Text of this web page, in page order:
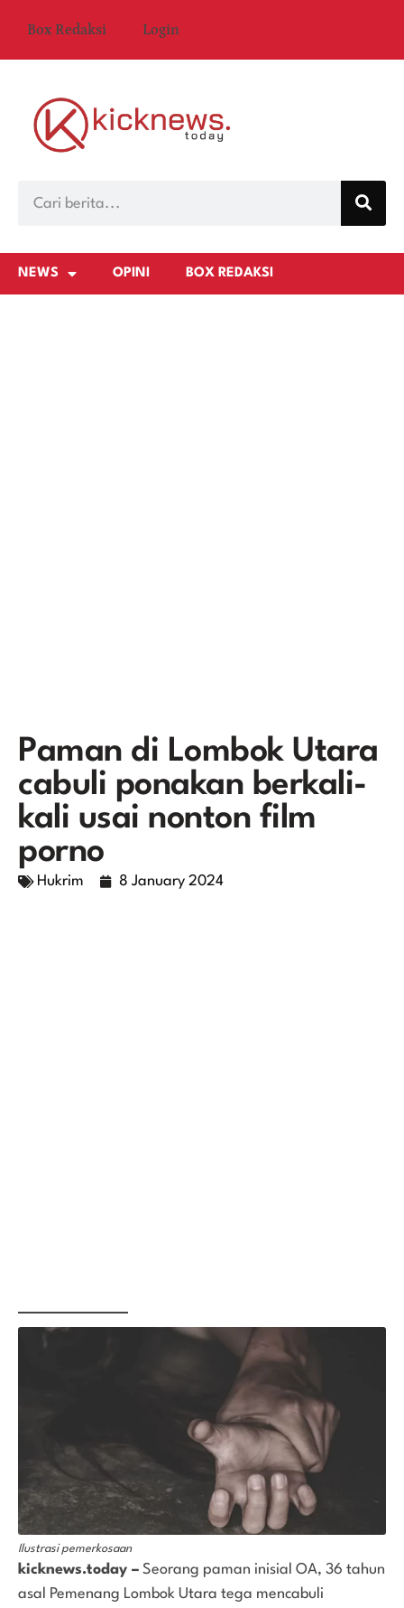
Box Redaksi Login
NEWS OPINI BOX REDAKSI
Paman di Lombok Utara
cabuli ponakan berkali-
kali usai nonton film
porno
Hukrim 8 January 2024
Ilustrasi pemerkosaan
kicknews.today – Seorang paman inisial OA, 36 tahun
asal Pemenang Lombok Utara tega mencabuli